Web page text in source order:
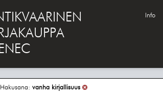
Info
vanha kirjallisuus